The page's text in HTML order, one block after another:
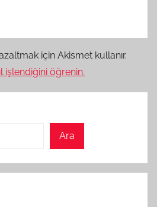
için Akismet kullanır.
işlendiğini öğrenin.
Ara